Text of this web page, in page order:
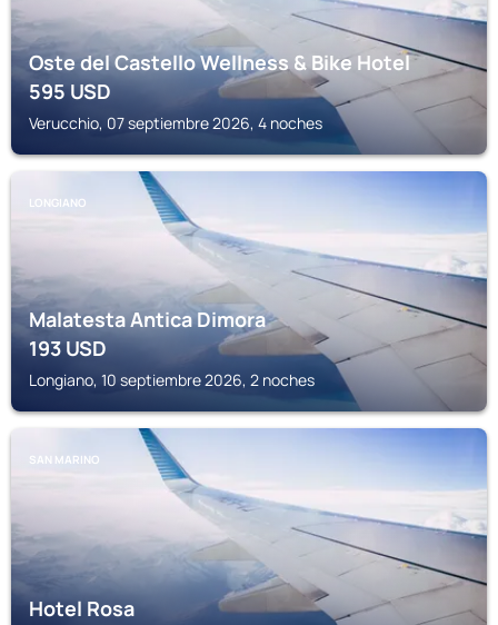
Oste del Castello Wellness & Bike Hotel
595USD
Verucchio, 07 septiembre 2026, 4 noches
LONGIANO
Malatesta Antica Dimora
193USD
Longiano, 10 septiembre 2026, 2 noches
SAN MARINO
Hotel Rosa